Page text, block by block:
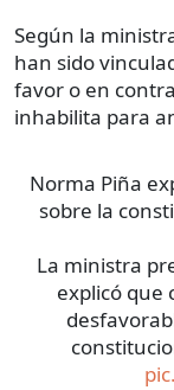
Según la
han sido
favor o en
inhabilita para
Norma Piña
sobre la
La ministra
explicó que